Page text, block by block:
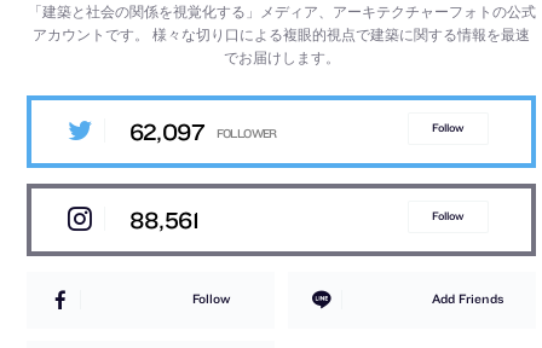
「建築と社会の関係を視覚化する」メディア、アーキテクチャーフォトの公式
アカウントです。様々な切り口による複眼的視点で建築に関する情報を最速
でお届けします。
62,097 Follow
88,561 Follow
Follow Add Friends